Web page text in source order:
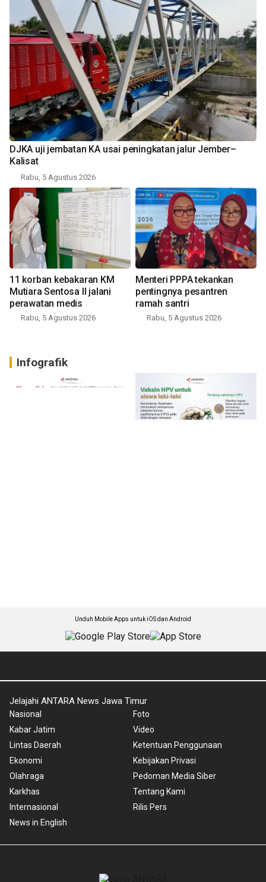
DJKA uji jembatan KA usai peningkatan jalur Jember–
Kalisat
Rabu, 5 Agustus 2026
11 korban kebakaran KM
Mutiara Sentosa II jalani
perawatan medis
Rabu, 5 Agustus 2026
Menteri PPPA tekankan
pentingnya pesantren
ramah santri
Rabu, 5 Agustus 2026
Infografik
Unduh Mobile Apps untuk iOS dan Android
Jelajahi ANTARA News Jawa Timur
Nasional
Kabar Jatim
Lintas Daerah
Ekonomi
Olahraga
Karkhas
Internasional
News in English
Foto
Video
Ketentuan Penggunaan
Kebijakan Privasi
Pedoman Media Siber
Tentang Kami
Rilis Pers